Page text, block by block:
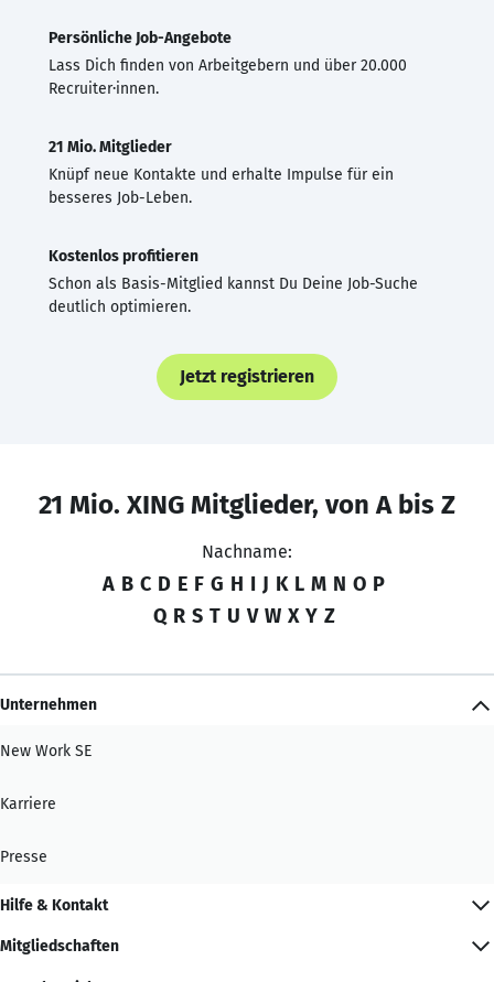
Persönliche Job-Angebote
Lass Dich finden von Arbeitgebern und über 20.000
Recruiter·innen.
21 Mio. Mitglieder
Knüpf neue Kontakte und erhalte Impulse für ein
besseres Job-Leben.
Kostenlos profitieren
Schon als Basis-Mitglied kannst Du Deine Job-Suche
deutlich optimieren.
Jetzt registrieren
21 Mio. XING Mitglieder, von A bis Z
Nachname:
A B C D E F G H I J K L M N O P
Q R S T U V W X Y Z
Unternehmen
New Work SE
Karriere
Presse
Hilfe & Kontakt
Mitgliedschaften